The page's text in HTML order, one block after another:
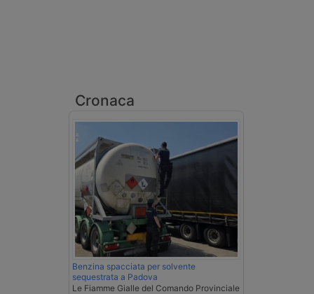
Cronaca
Benzina spacciata per solvente
sequestrata a Padova
Le Fiamme Gialle del Comando Provinciale